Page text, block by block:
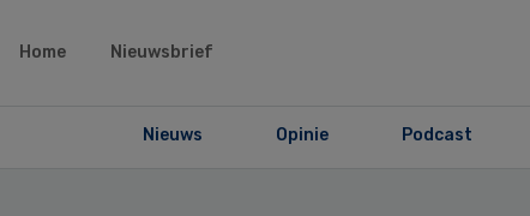
Home Nieuwsbrief
Nieuws Opinie Podcast